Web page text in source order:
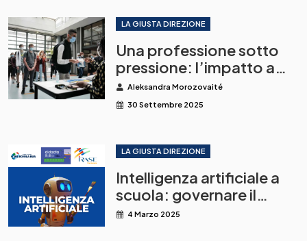
LA GIUSTA DIREZIONE
Una professione sotto
pressione: l’impatto a
lungo termine di una crisi
globale
Aleksandra Morozovaité
30 Settembre 2025
LA GIUSTA DIREZIONE
Intelligenza artificiale a
scuola: governare il
cambiamento
4 Marzo 2025